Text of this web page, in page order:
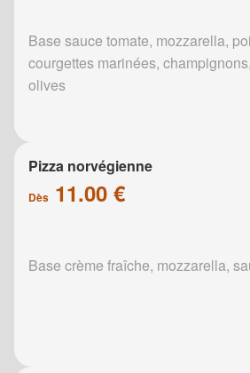
Base sauce tomate, mozzarella,
courgettes marinées,
olives
Pizza norvégienne
Dès 11.00 €
Base crème fraîche, mozzarella,